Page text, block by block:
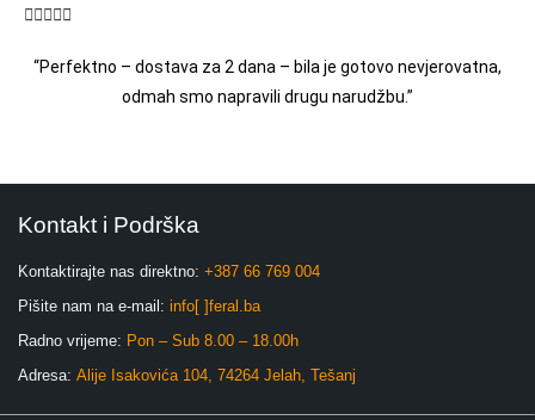

“Perfektno – dostava za 2 dana – bila je gotovo nevjerovatna,
odmah smo napravili drugu narudžbu.”
Kontakt i Podrška
Kontaktirajte nas direktno: +387 66 769 004
Pišite nam na e-mail: info[ ]feral.ba
Radno vrijeme: Pon – Sub 8.00 – 18.00h
Adresa: Alije Isakovića 104, 74264 Jelah, Tešanj